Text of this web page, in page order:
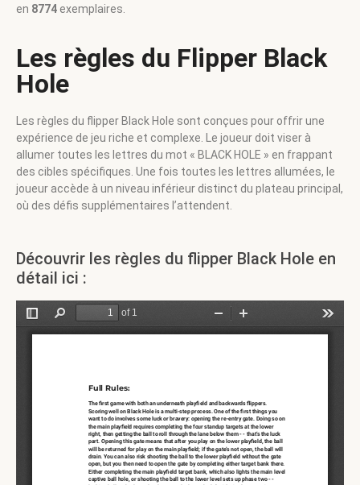
en 8774 exemplaires.
Les règles du Flipper Black
Hole
Les règles du flipper Black Hole sont conçues pour offrir une
expérience de jeu riche et complexe. Le joueur doit viser à
allumer toutes les lettres du mot « BLACK HOLE » en frappant
des cibles spécifiques. Une fois toutes les lettres allumées, le
joueur accède à un niveau inférieur distinct du plateau principal,
où des défis supplémentaires l’attendent.
Découvrir les règles du flipper Black Hole en
détail ici :